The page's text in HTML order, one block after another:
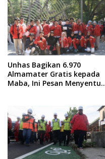
Unhas Bagikan 6.970
Almamater Gratis kepada
Maba, Ini Pesan Menyentuh